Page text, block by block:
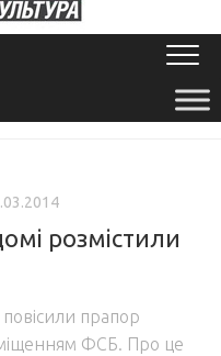
розмістили
повісили прапор
ФСБ. Про це